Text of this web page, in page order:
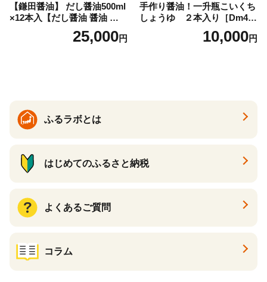
【鎌田醤油】 だし醤油500ml
×12本入【だし醤油 醤油 人気
おすすめ 人気だし醤油 出汁
25,000円
手作り醤油！一升瓶こいくち
しょうゆ ２本入り［Dm4］
｜手作り 醤油 和歌山県 印南
町 一升瓶 こいくちしょうゆ
10,000円
ふるラボとは
はじめてのふるさと納税
よくあるご質問
コラム